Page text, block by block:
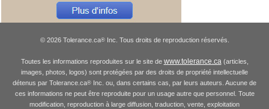
© 2026 Tolerance.ca®Inc. Tous droits de reproduction réservés.
Toutes les informations reproduites sur le site de www.tolerance.ca(articles,
images, photos, logos) sont protégées par des droits de propriété intellectuelle
détenus par Tolerance.ca® Inc. ou, dans certains cas, par leurs auteurs. Aucune de
ces informations ne peut être reproduite pour un usage autre que personnel. Toute
modification, reproduction à large diffusion, traduction, vente, exploitation